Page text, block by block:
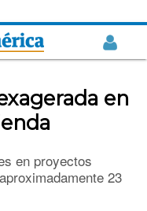
en
en proyectos
23